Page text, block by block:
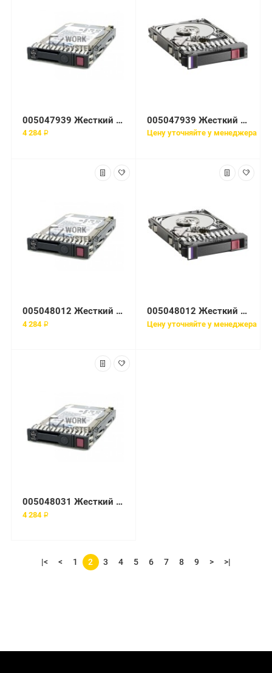
005047939 Жесткий диск EMC 250-GB 4-GB 5.4K 3.5 ATA HDD
4 284 ₽
005047939 Жесткий диск EMC 250GB 5.4K 3.5'' SATA to Fibre Channel для EMC CX4 Series
Цену уточняйте у менеджера
005048012 Жесткий диск EMC 320-GB 4-GB 5.4K 3.5 ATA HDD
4 284 ₽
005048012 Жесткий диск EMC 320GB 5.4K 3.5'' SATA to Fibre Channel для EMC CX4 Series
Цену уточняйте у менеджера
005048031 Жесткий диск EMC 146-GB 2-GB 10K 3.5 FC HDD
4 284 ₽
|< < 1 2 3 4 5 6 7 8 9 > >|